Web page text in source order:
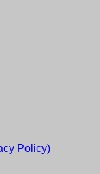
Policy)